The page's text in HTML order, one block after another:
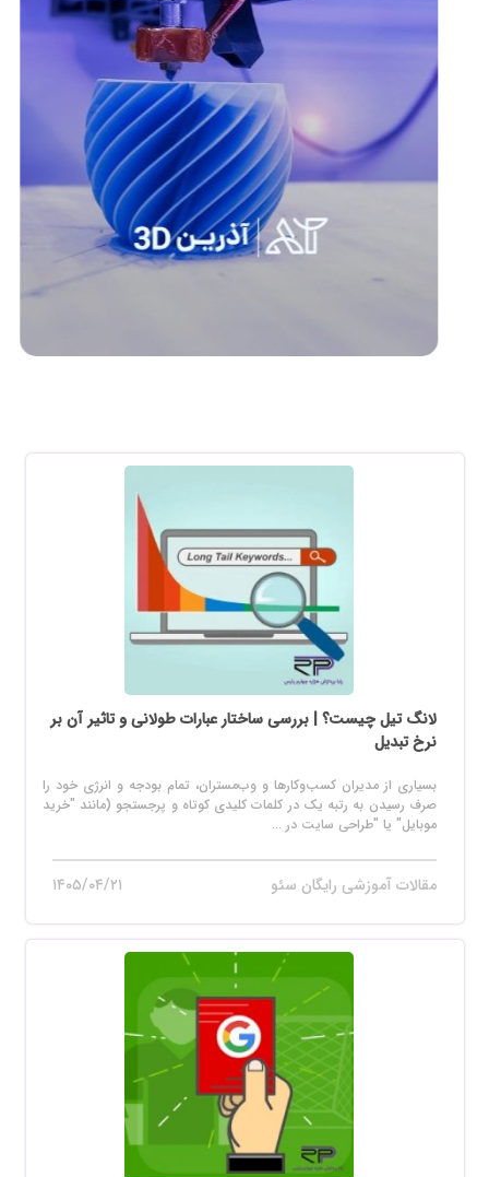
لانگ تیل چیست؟ | بررسی ساختار عبارات طولانی و تاثیر آن بر
نرخ تبدیل
بسیاری از مدیران کسب‌وکارها و وب‌مستران، تمام بودجه و انرژی خود را
صرف رسیدن به رتبه یک در کلمات کلیدی کوتاه و پرجستجو (مانند "خرید
موبایل" یا "طراحی سایت در ...
مقالات آموزشی رایگان سئو ۱۴۰۵/۰۴/۲۱